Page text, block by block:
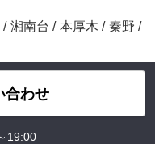
/ 湘南台 / 本厚木 / 秦野 /
合わせ
19:00